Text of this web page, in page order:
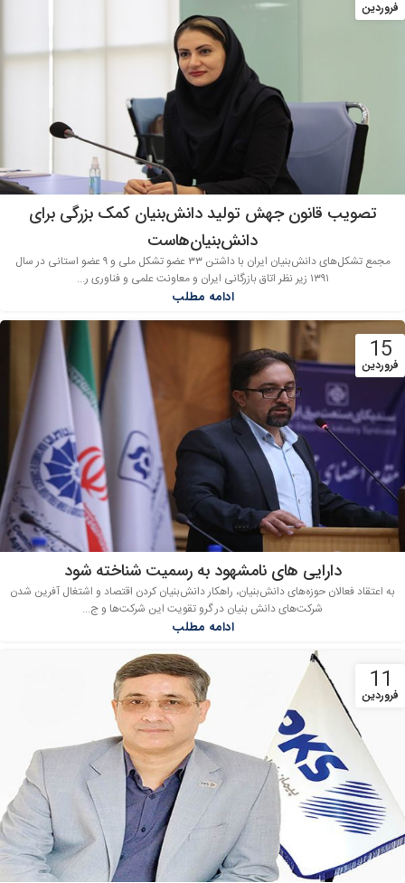
فروردین
تصویب قانون جهش تولید دانش‌بنیان کمک بزرگی برای
دانش‌بنیان‌هاست
مجمع تشکل‌های دانش‌بنیان ایران با داشتن ۳۳ عضو تشکل ملی و ۹ عضو استانی در سال
۱۳۹۱ زیر نظر اتاق بازرگانی ایران و معاونت علمی و فناوری ر...
ادامه مطلب
15
فروردین
دارایی های نامشهود به رسمیت شناخته شود
به اعتقاد فعالان حوزه‌های دانش‌بنیان، راهکار دانش‌بنیان کردن اقتصاد و اشتغال آفرین شدن
شرکت‌های دانش بنیان در گرو تقویت این شرکت‌ها و ج...
ادامه مطلب
11
فروردین